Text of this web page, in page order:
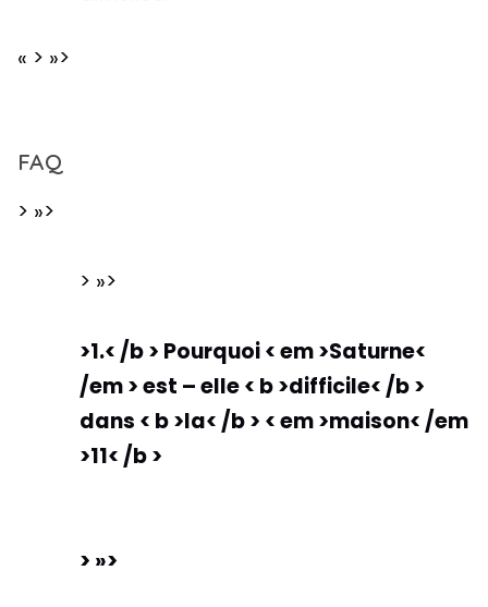
« > »>
FAQ
> »>
> »>
>1.< /b > Pourquoi < em >Saturne<
/em > est – elle < b >difficile< /b >
dans < b >la< /b > < em >maison< /em
>11< /b >
> »>